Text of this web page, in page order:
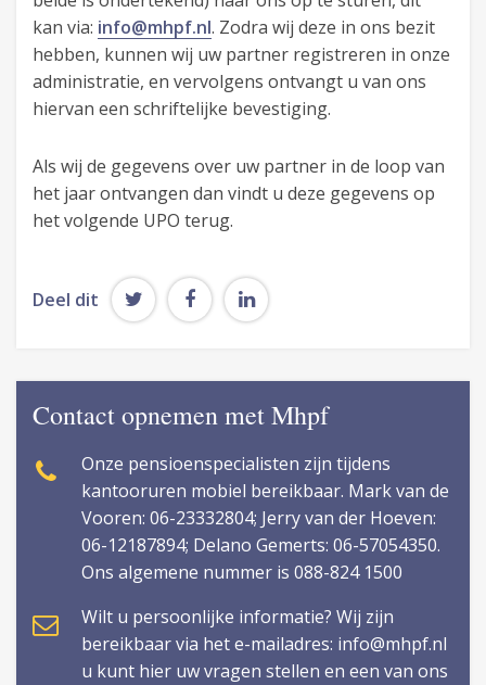
kan via: info@mhpf.nl. Zodra wij deze in ons bezit
hebben, kunnen wij uw partner registreren in onze
administratie, en vervolgens ontvangt u van ons
hiervan een schriftelijke bevestiging.
Als wij de gegevens over uw partner in de loop van
het jaar ontvangen dan vindt u deze gegevens op
het volgende UPO terug.
Deel dit
Contact opnemen met Mhpf
Onze pensioenspecialisten zijn tijdens
kantooruren mobiel bereikbaar. Mark van de
Vooren: 06-23332804; Jerry van der Hoeven:
06-12187894; Delano Gemerts: 06-57054350.
Ons algemene nummer is 088-824 1500
Wilt u persoonlijke informatie? Wij zijn
bereikbaar via het e-mailadres: info@mhpf.nl
u kunt hier uw vragen stellen en een van ons